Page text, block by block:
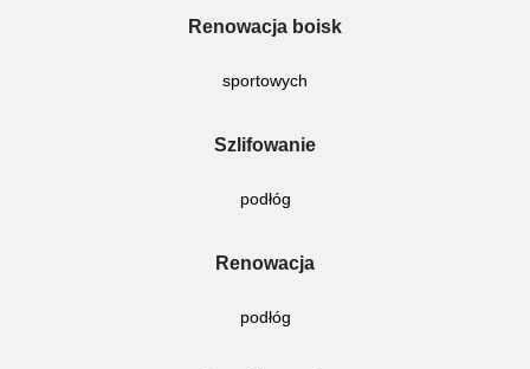
Renowacja boisk
sportowych
Szlifowanie
podłóg
Renowacja
podłóg